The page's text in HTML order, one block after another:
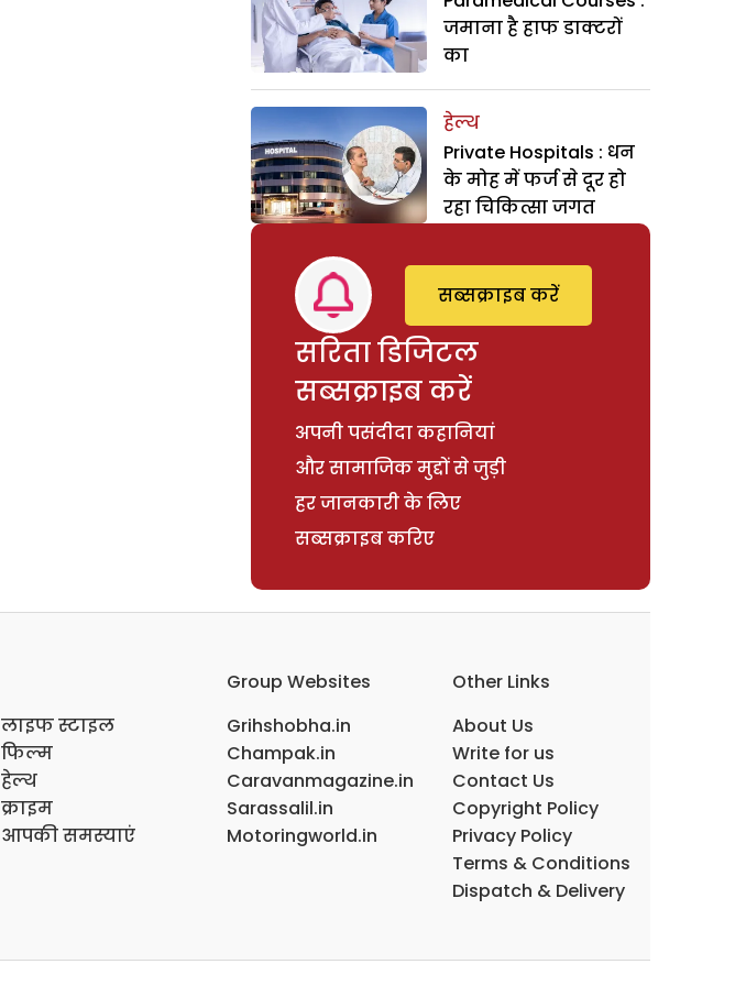
जमाना है हाफ डाक्टरों
का
हेल्थ
Private Hospitals : धन
के मोह में फर्ज से दूर हो
रहा चिकित्सा जगत
सरिता डिजिटल
सब्सक्राइब करें
अपनी पसंदीदा कहानियां
और सामाजिक मुद्दों से जुड़ी
हर जानकारी के लिए
सब्सक्राइब करिए
सब्सक्राइब करें
लाइफ स्टाइल
फिल्म
हेल्थ
क्राइम
आपकी समस्याएं
Group Websites
Grihshobha.in
Champak.in
Caravanmagazine.in
Sarassalil.in
Motoringworld.in
Other Links
About Us
Write for us
Contact Us
Copyright Policy
Privacy Policy
Terms & Conditions
Dispatch & Delivery